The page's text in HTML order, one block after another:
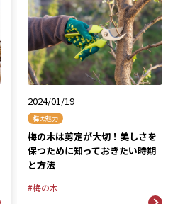
2024/01/19
梅の魅力
梅の木は剪定が大切！美しさを
保つために知っておきたい時期
と方法
梅の木